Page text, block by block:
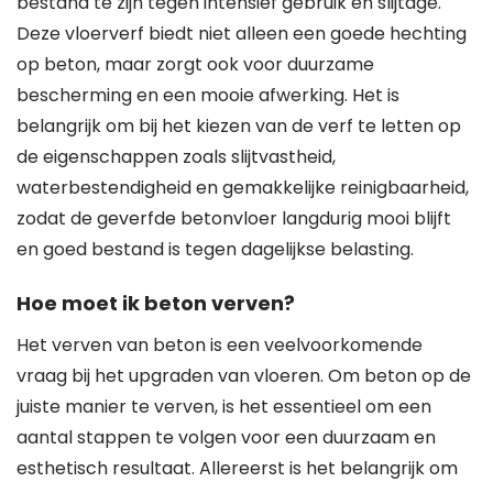
Deze vloerverf biedt niet alleen een goede hechting
op beton, maar zorgt ook voor duurzame
bescherming en een mooie afwerking. Het is
belangrijk om bij het kiezen van de verf te letten op
de eigenschappen zoals slijtvastheid,
waterbestendigheid en gemakkelijke reinigbaarheid,
zodat de geverfde betonvloer langdurig mooi blijft
en goed bestand is tegen dagelijkse belasting.
Hoe moet ik beton verven?
Het verven van beton is een veelvoorkomende
vraag bij het upgraden van vloeren. Om beton op de
juiste manier te verven, is het essentieel om een
aantal stappen te volgen voor een duurzaam en
esthetisch resultaat. Allereerst is het belangrijk om